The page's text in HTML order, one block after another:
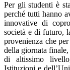
Per gli studenti è
perché tutti hanno
innovative di
società e di futuro,
provenienza che
della giornata
di altissimo